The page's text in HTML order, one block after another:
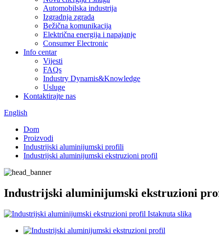
Automobilska industrija
Izgradnja zgrada
Bežična komunikacija
Električna energija i napajanje
Consumer Electronic
Info centar
Vijesti
FAQs
Industry Dynamis&Knowledge
Usluge
Kontaktirajte nas
English
Dom
Proizvodi
Industrijski aluminijumski profili
Industrijski aluminijumski ekstruzioni profil
Industrijski aluminijumski ekstruzioni